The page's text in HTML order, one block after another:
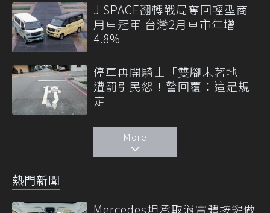
J SPACE翻轉戰局奪回輕型商
用車冠軍 台灣2月車市年增
4.8%
停車再開騎士「雙腳未著地」
遭罰引民怨！警回覆：這是規
定
More
熱門新聞
Mercedes坦承取消實體按鍵做